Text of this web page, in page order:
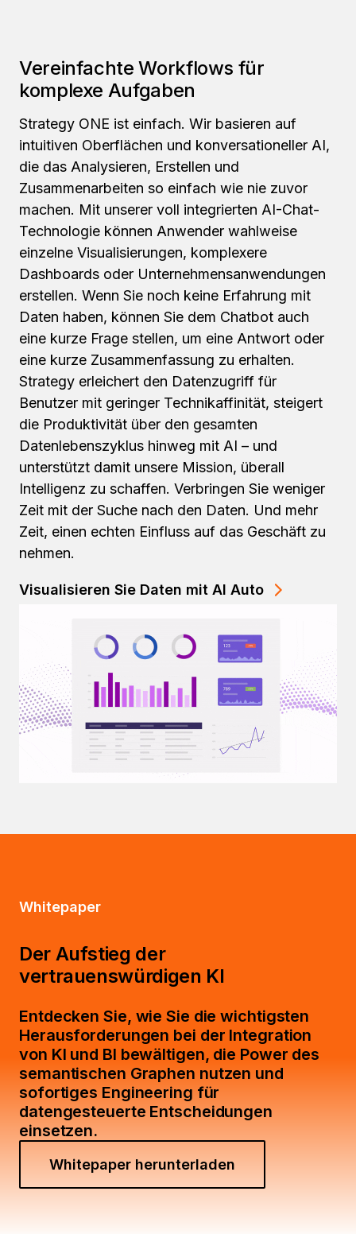
Vereinfachte Workflows für
komplexe Aufgaben
Strategy ONE ist einfach. Wir basieren auf
intuitiven Oberflächen und konversationeller AI,
die das Analysieren, Erstellen und
Zusammenarbeiten so einfach wie nie zuvor
machen. Mit unserer voll integrierten AI-Chat-
Technologie können Anwender wahlweise
einzelne Visualisierungen, komplexere
Dashboards oder Unternehmensanwendungen
erstellen. Wenn Sie noch keine Erfahrung mit
Daten haben, können Sie dem Chatbot auch
eine kurze Frage stellen, um eine Antwort oder
eine kurze Zusammenfassung zu erhalten.
Strategy erleichert den Datenzugriff für
Benutzer mit geringer Technikaffinität, steigert
die Produktivität über den gesamten
Datenlebenszyklus hinweg mit AI – und
unterstützt damit unsere Mission, überall
Intelligenz zu schaffen. Verbringen Sie weniger
Zeit mit der Suche nach den Daten. Und mehr
Zeit, einen echten Einfluss auf das Geschäft zu
nehmen.
Visualisieren Sie Daten mit AI Auto
Whitepaper
Der Aufstieg der
vertrauenswürdigen KI
Entdecken Sie, wie Sie die wichtigsten
Herausforderungen bei der Integration
von KI und BI bewältigen, die Power des
semantischen Graphen nutzen und
sofortiges Engineering für
datengesteuerte Entscheidungen
einsetzen.
Whitepaper herunterladen